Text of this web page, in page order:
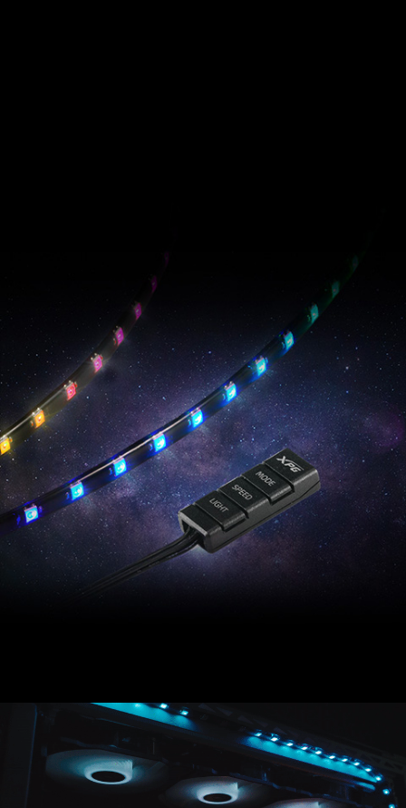
RADIANCIA COLOSAL
La tira de LED XPG PRIME ARGB ofrece una
iluminación sorprendente para PC a través de un
controlador ARGB programable incluido.